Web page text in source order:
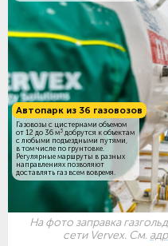
Автопарк из 36 газовозов
Газовозы с цистернами объемом
от 12 до 36 м3 добрутся к объектам
c любыми подъездными путями,
в том числе по грунтовке.
Регулярные маршруты в разных
направлениях позволяют
доставлять газ всем вовремя.
На фото заправка
сети Vervex. См.